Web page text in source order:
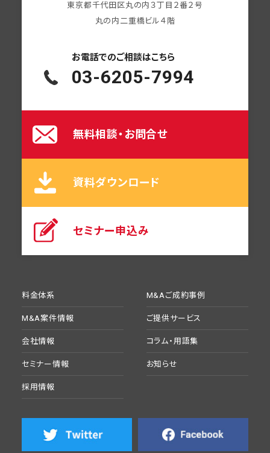
料金体系 M&Aご成約事例
M&A案件情報 ご提供サービス
会社情報 コラム・用語集
セミナー情報 お知らせ
採用情報
東京都千代田区丸の内３丁目２番２号
丸の内二重橋ビル４階
お電話でのご相談はこちら
03-6205-7994
無料相談・お問合せ
資料ダウンロード
セミナー申込み